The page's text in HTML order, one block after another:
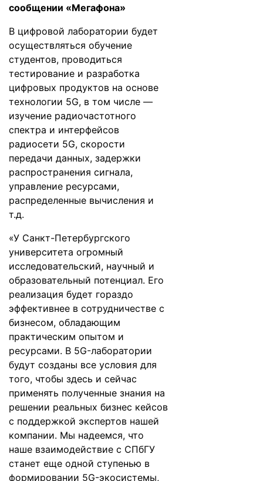
сообщении «Мегафона»
В цифровой лаборатории будет
осуществляться обучение
студентов, проводиться
тестирование и разработка
цифровых продуктов на основе
технологии 5G, в том числе —
изучение радиочастотного
спектра и интерфейсов
радиосети 5G, скорости
передачи данных, задержки
распространения сигнала,
управление ресурсами,
распределенные вычисления и
т.д.
«У Санкт-Петербургского
университета огромный
исследовательский, научный и
образовательный потенциал. Его
реализация будет гораздо
эффективнее в сотрудничестве с
бизнесом, обладающим
практическим опытом и
ресурсами. В 5G-лаборатории
будут созданы все условия для
того, чтобы здесь и сейчас
применять полученные знания на
решении реальных бизнес кейсов
с поддержкой экспертов нашей
компании. Мы надеемся, что
наше взаимодействие с СПбГУ
станет еще одной ступенью в
формировании 5G-экосистемы,